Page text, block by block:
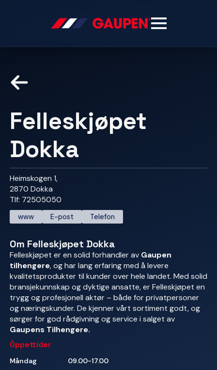
Felleskjøpet
Dokka
Heimskogen 1,
2870 Dokka
Tlf: 72505050
www E-post Telefon
Om Felleskjøpet Dokka
Felleskjøpet er en solid forhandler av Gaupen
tilhengere, og har lang erfaring med å levere
kvalitetsprodukter til kunder over hele landet. Med solid
bransjekunnskap og dyktige ansatte, er Felleskjøpet en
trygg og profesjonell aktør – både for privatpersoner
og næringskunder. De kjenner vårt sortiment godt, og
sørger for god rådgivning og service i salget av
Gaupens Tilhengere.
Öppettider
Måndag
09.00-17.00